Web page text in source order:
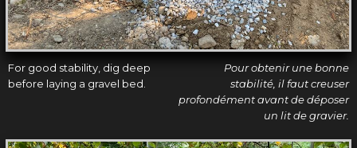
For good stability, dig deep
before laying a gravel bed.
Pour obtenir une bonne
stabilité, il faut creuser
profondément avant de déposer
un lit de gravier.